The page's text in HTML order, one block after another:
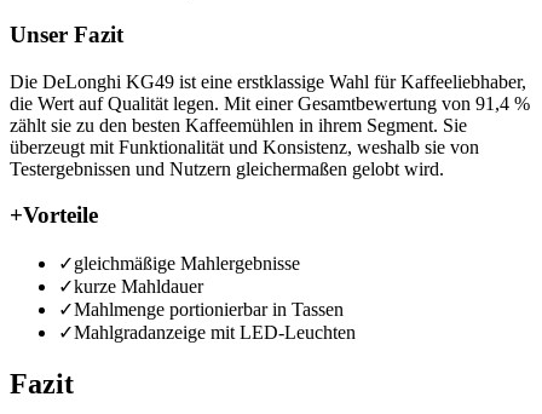
Unser Fazit
Die DeLonghi KG49 ist eine erstklassige Wahl für Kaffeeliebhaber,
die Wert auf Qualität legen. Mit einer Gesamtbewertung von 91,4 %
zählt sie zu den besten Kaffeemühlen in ihrem Segment. Sie
überzeugt mit Funktionalität und Konsistenz, weshalb sie von
Testergebnissen und Nutzern gleichermaßen gelobt wird.
+Vorteile
✓gleichmäßige Mahlergebnisse
✓kurze Mahldauer
✓Mahlmenge portionierbar in Tassen
✓Mahlgradanzeige mit LED-Leuchten
Fazit